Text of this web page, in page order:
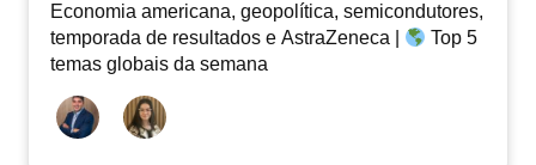
Economia americana, geopolítica, semicondutores,
temporada de resultados e AstraZeneca |
Top 5
temas globais da semana